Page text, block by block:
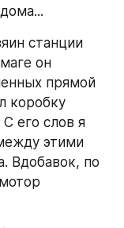
станции
он
прямой
коробку
его слов я
этими
Вдобавок, по